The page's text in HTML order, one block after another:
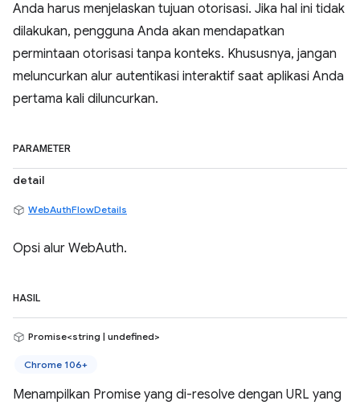
Anda harus menjelaskan tujuan otorisasi. Jika hal ini tidak
dilakukan, pengguna Anda akan mendapatkan
permintaan otorisasi tanpa konteks. Khususnya, jangan
meluncurkan alur autentikasi interaktif saat aplikasi Anda
pertama kali diluncurkan.
PARAMETER
detail
WebAuthFlowDetails
Opsi alur WebAuth.
HASIL
Promise<string | undefined>
Chrome 106+
Menampilkan Promise yang di-resolve dengan URL yang